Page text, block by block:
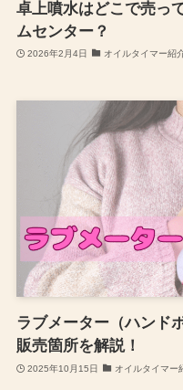
卓上噴水はどこで売っ
ムセンター？
2026年2月4日 オイルタイマー紹
ラブメーター（ハンド
販売箇所を解説！
2025年10月15日 オイルタイマー